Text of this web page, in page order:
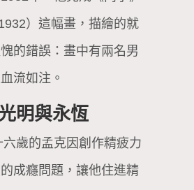
）這幅畫，描繪的就
的錯誤：畫中有兩名男
流如注。
明與永恆
歲的孟克因創作精疲力
成癮問題，讓他住進精